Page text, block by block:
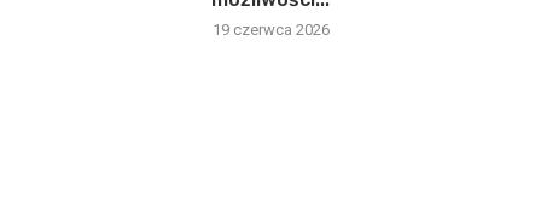
19 czerwca 2026